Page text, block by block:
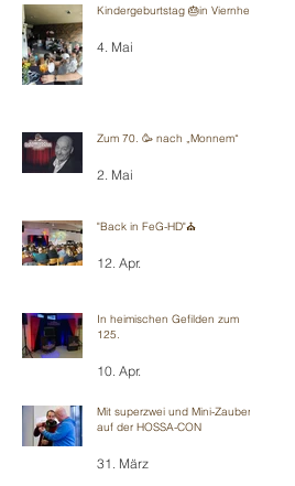
Kindergeburtstag 🎂in Viernheim
4. Mai
Zum 70. 🥳 nach „Monnem“
2. Mai
"Back in FeG-HD"⛪️
12. Apr.
In heimischen Gefilden zum
125.
10. Apr.
Mit superzwei und Mini-Zauberei
auf der HOSSA-CON
31. März